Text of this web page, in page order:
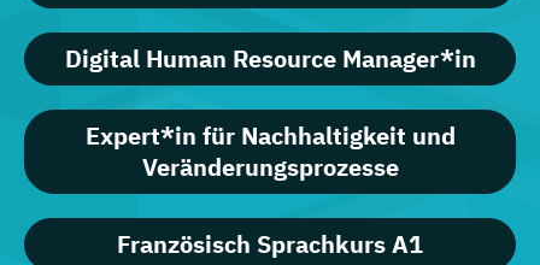
Digital Human Resource Manager*in
Expert*in für Nachhaltigkeit und
Veränderungsprozesse
Französisch Sprachkurs A1